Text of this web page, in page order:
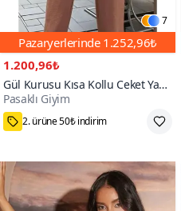
7
Pazaryerlerinde 1.252,96₺
1.200,96₺
Gül Kurusu Kısa Kollu Ceket Yaka
Düğmeli Beli Büzgülü Tulum
Pasaklı Giyim
75₺ Kupon Fırsatı